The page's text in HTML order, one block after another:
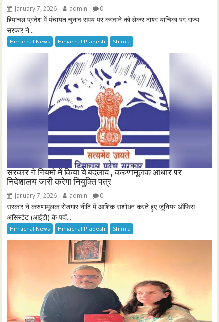
January 7, 2026 admin 0
हिमाचल प्रदेश में पंचायत चुनाव समय पर करवाने को लेकर दायर याचिका पर राज्य
सरकार ने...
Himachal News Himachal Pradesh Shimla
सरकार ने नियमो में किया ये बदलाव , करुणामूलक आधार पर
निदेशालय जारी करेगा नियुक्ति पत्र
January 7, 2026 admin 0
सरकार ने करुणामूलक रोजगार नीति में आंशिक संशोधन करते हुए जूनियर ऑफिस
असिस्टेंट (आईटी) के पदों...
Himachal News Himachal Pradesh Shimla